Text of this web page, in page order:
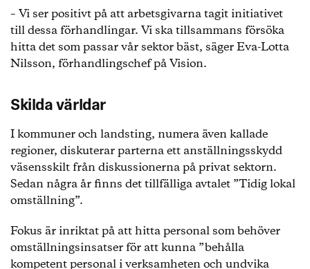
– Vi ser positivt på att arbetsgivarna tagit initiativet
till dessa förhandlingar. Vi ska tillsammans försöka
hitta det som passar vår sektor bäst, säger Eva-Lotta
Nilsson, förhandlingschef på Vision.
Skilda världar
I kommuner och landsting, numera även kallade
regioner, diskuterar parterna ett anställningsskydd
väsensskilt från diskussionerna på privat sektorn.
Sedan några år finns det tillfälliga avtalet ”Tidig lokal
omställning”.
Fokus är inriktat på att hitta personal som behöver
omställningsinsatser för att kunna ”behålla
kompetent personal i verksamheten och undvika